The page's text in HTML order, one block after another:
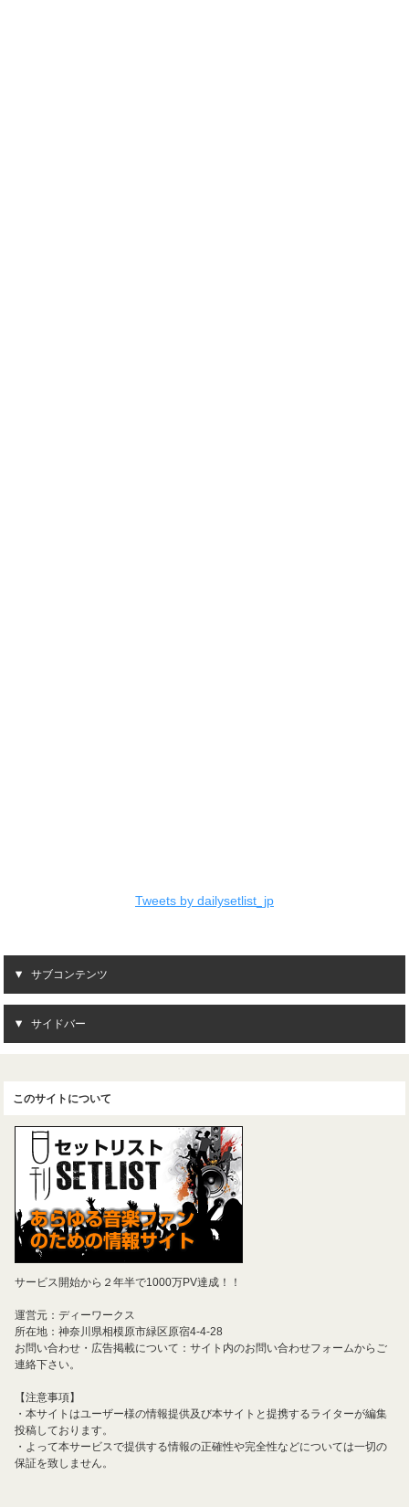
Tweets by dailysetlist_jp
サブコンテンツ
サイドバー
このサイトについて
サービス開始から２年半で1000万PV達成！！
運営元：ディーワークス
所在地：神奈川県相模原市緑区原宿4-4-28
お問い合わせ・広告掲載について：サイト内のお問い合わせフォームからご
連絡下さい。
【注意事項】
・本サイトはユーザー様の情報提供及び本サイトと提携するライターが編集
投稿しております。
・よって本サービスで提供する情報の正確性や完全性などについては一切の
保証を致しません。